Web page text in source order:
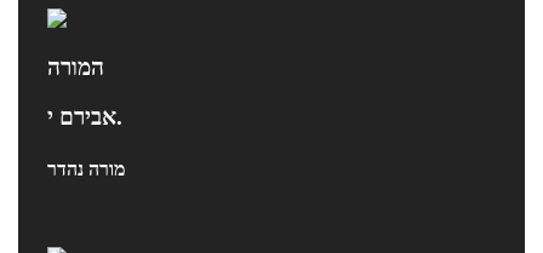
המורה
אבירם י.
מורה נהדר